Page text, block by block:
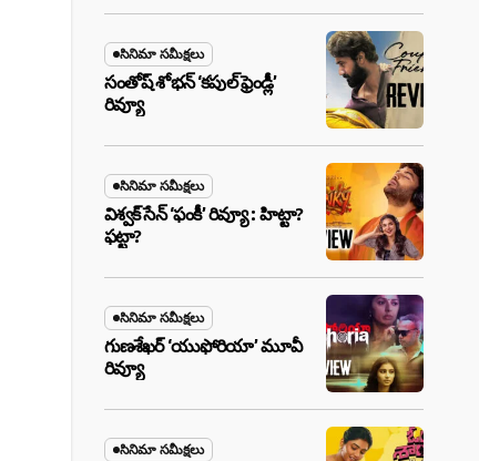
సినిమా సమీక్షలు
సంతోష్ శోభన్ ‘కపుల్ ఫ్రెండ్లీ’
రివ్యూ
సినిమా సమీక్షలు
విశ్వక్ సేన్ ‘ఫంకీ’ రివ్యూ : హిట్టా?
ఫట్టా?
సినిమా సమీక్షలు
గుణశేఖర్ ‘యుఫోరియా’ మూవీ
రివ్యూ
సినిమా సమీక్షలు